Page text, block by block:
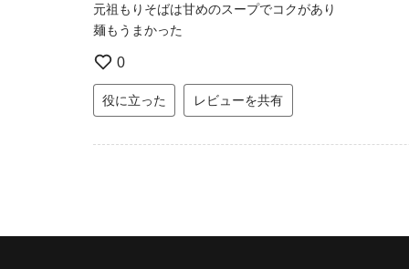
元祖もりそばは甘めのスープでコクがあり
麺もうまかった
0
役に立った レビューを共有